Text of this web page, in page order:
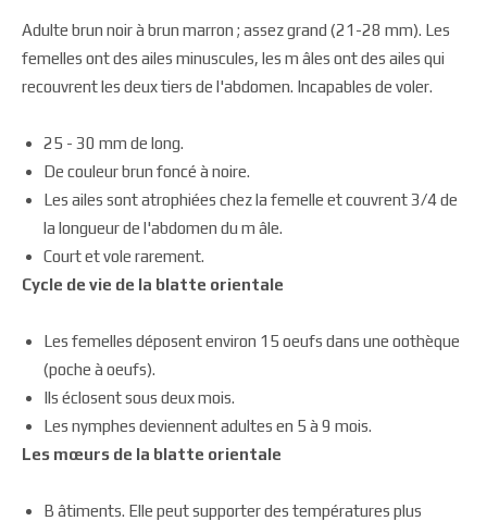
Adulte brun noir à brun marron ; assez grand (21-28 mm). Les
femelles ont des ailes minuscules, les m âles ont des ailes qui
recouvrent les deux tiers de l'abdomen. Incapables de voler.
25 - 30 mm de long.
De couleur brun foncé à noire.
Les ailes sont atrophiées chez la femelle et couvrent 3/4 de
la longueur de l'abdomen du m âle.
Court et vole rarement.
Cycle de vie de la blatte orientale
Les femelles déposent environ 15 oeufs dans une oothèque
(poche à oeufs).
Ils éclosent sous deux mois.
Les nymphes deviennent adultes en 5 à 9 mois.
Les mœurs de la blatte orientale
B âtiments. Elle peut supporter des températures plus